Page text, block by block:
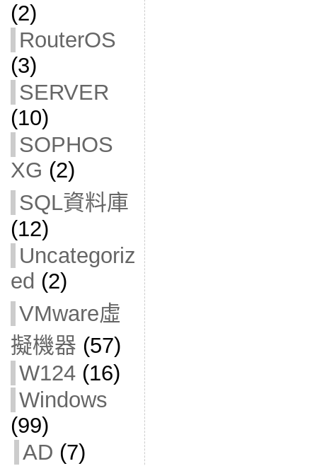
(2)
RouterOS
(3)
SERVER
(10)
SOPHOS
XG (2)
SQL資料庫
(12)
Uncategoriz
ed (2)
VMware虛
擬機器 (57)
W124(16)
Windows
(99)
AD (7)